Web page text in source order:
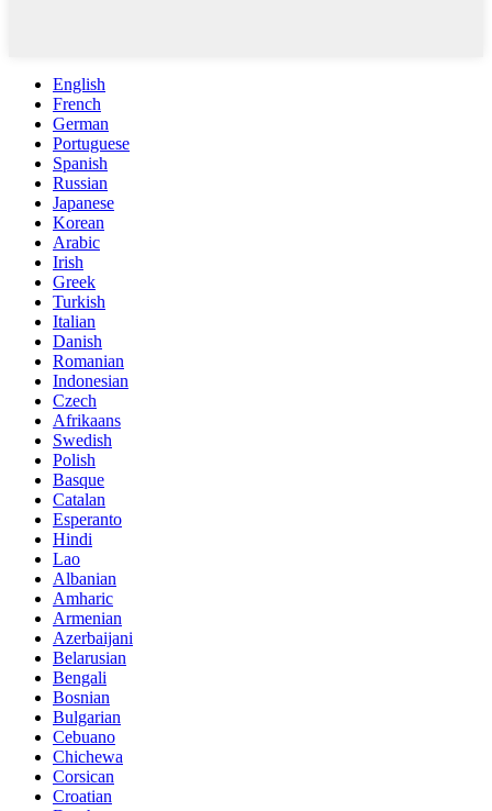
English
French
German
Portuguese
Spanish
Russian
Japanese
Korean
Arabic
Irish
Greek
Turkish
Italian
Danish
Romanian
Indonesian
Czech
Afrikaans
Swedish
Polish
Basque
Catalan
Esperanto
Hindi
Lao
Albanian
Amharic
Armenian
Azerbaijani
Belarusian
Bengali
Bosnian
Bulgarian
Cebuano
Chichewa
Corsican
Croatian